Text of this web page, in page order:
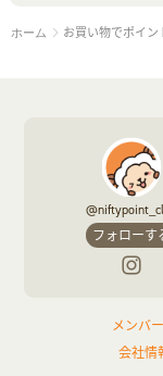
中古車
お役立ち
赤ちゃん・こど
ふるさと納税
音楽・シネマ・
旅行・レジャー
すべて見る
ホーム お買い物でポイン
フォローす
メンバ
会社情